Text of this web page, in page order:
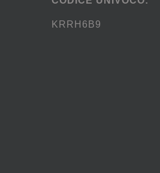
KRRH6B9